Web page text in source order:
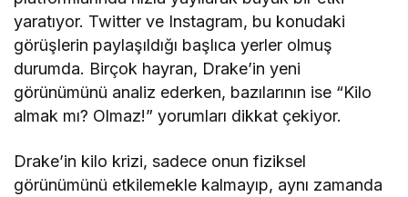
yaratıyor. Twitter ve Instagram, bu konudaki
görüşlerin paylaşıldığı başlıca yerler olmuş
durumda. Birçok hayran, Drake’in yeni
görünümünü analiz ederken, bazılarının ise “Kilo
almak mı? Olmaz!” yorumları dikkat çekiyor.
Drake’in kilo krizi, sadece onun fiziksel
görünümünü etkilemekle kalmayıp, aynı zamanda